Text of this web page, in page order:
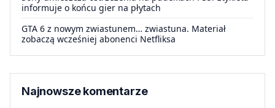
informuje o końcu gier na płytach
GTA 6 z nowym zwiastunem… zwiastuna. Materiał
zobaczą wcześniej abonenci Netfliksa
Najnowsze komentarze